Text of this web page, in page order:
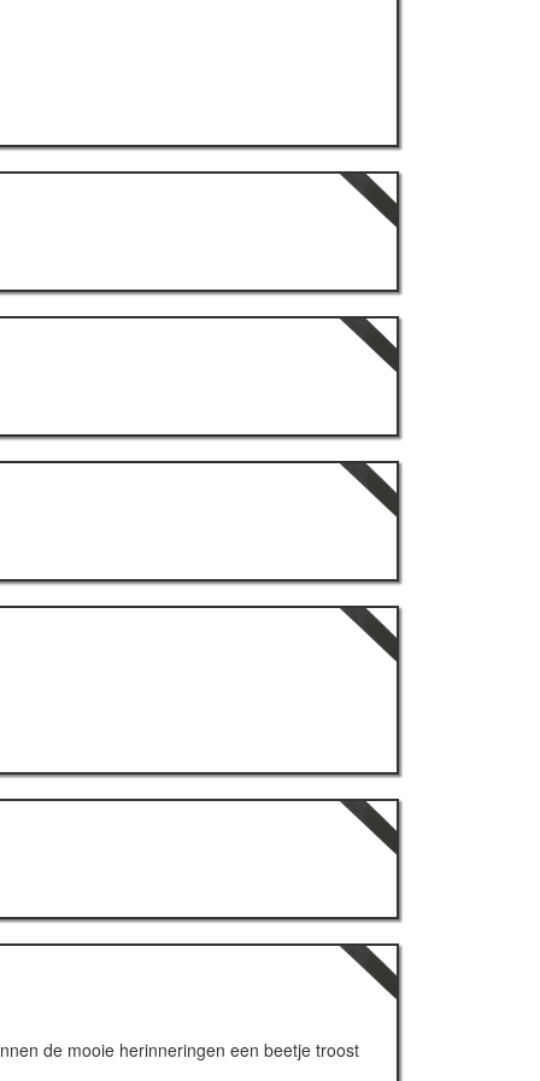
de mooie herinneringen een beetje troost